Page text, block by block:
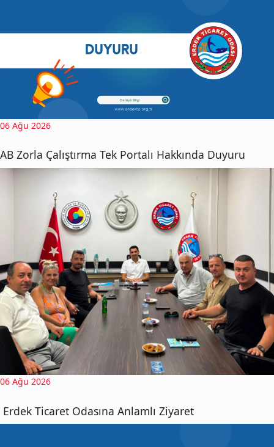
06 Ağu 2026
AB Zorla Çalıştırma Tek Portalı Hakkında Duyuru
06 Ağu 2026
Erdek Ticaret Odasına Anlamlı Ziyaret